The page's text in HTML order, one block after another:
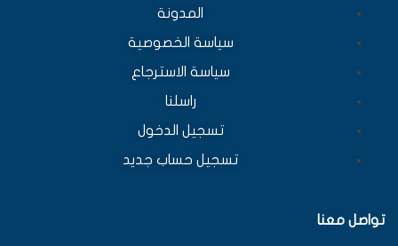
المدونة
سياسة الخصوصية
سياسة الاسترجاع
راسلنا
تسجيل الدخول
تسجيل حساب جديد
تواصل معنا